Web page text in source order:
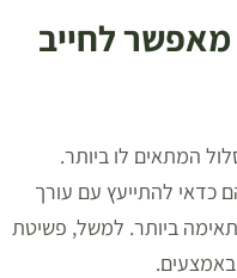
לחייב
המתאים לו ביותר.
כדאי להתייעץ עם עורך
ביותר. למשל, פשיטת
באמצעים.